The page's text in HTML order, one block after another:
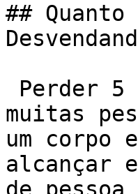
##
muitas
um corpo
alcançar